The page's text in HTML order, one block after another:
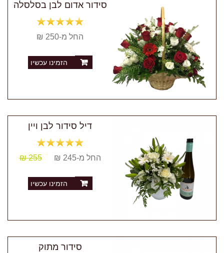
סידור אדום לבן בסלסלה
החל מ-250 ₪
הזמינו עכשיו
דיל סידור לבן ויין
החל מ-245 ₪ 255 ₪
הזמינו עכשיו
סידור מתוק